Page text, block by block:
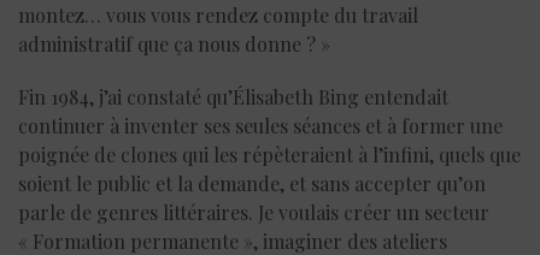
montez… vous vous rendez compte du travail
administratif que ça nous donne ? »
Fin 1984, j’ai constaté qu’Élisabeth Bing entendait
continuer à inventer ses seules séances et à former une
poignée de clones qui les répèteraient à l’infini, quels que
soient le public et la demande, et sans accepter qu’on
parle de genres littéraires. Je voulais créer un secteur
« Formation permanente », imaginer des ateliers